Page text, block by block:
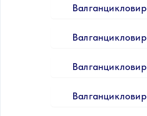
Валганцикловир
Валганцикловир
Валганцикловир
Валганцикловир